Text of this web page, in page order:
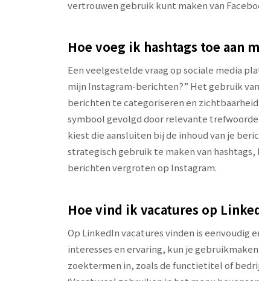
vertrouwen gebruik kunt maken van
Hoe voeg ik hashtags toe aan
Een veelgestelde vraag op sociale media
mijn Instagram-berichten?” Het gebruik
berichten te categoriseren en
symbool gevolgd door relevante
kiest die aansluiten bij de inhoud van je
strategisch gebruik te maken van
berichten vergroten op Instagram.
Hoe vind ik vacatures op
Op LinkedIn vacatures vinden is eenvoudig
interesses en ervaring, kun je
zoektermen in, zoals de functietitel of